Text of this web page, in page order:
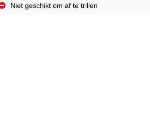
Niet geschikt om af te trillen